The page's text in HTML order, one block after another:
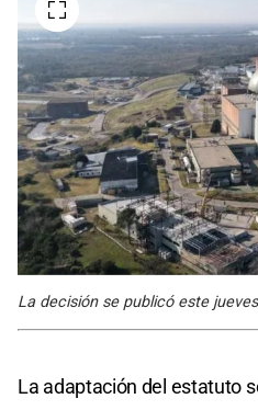
La decisión se publicó este
La adaptación del estatuto